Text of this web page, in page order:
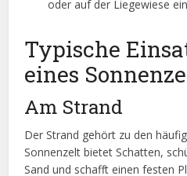
oder auf der Liegewiese
Typische
eines
Am Strand
Der Strand gehört zu den
Sonnenzelt bietet Schatten,
Sand und schafft einen festen